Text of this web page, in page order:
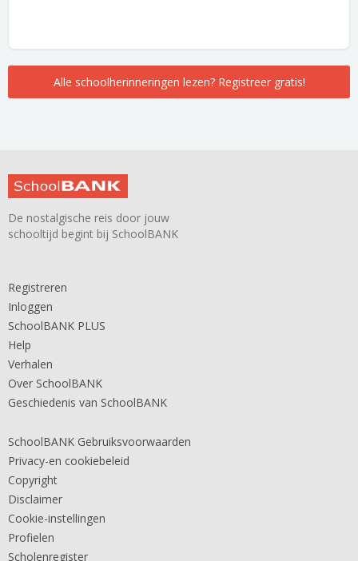
Alle schoolherinneringen lezen? Registreer gratis!
De nostalgische reis door jouw
schooltijd begint bij SchoolBANK
Registreren
Inloggen
SchoolBANK PLUS
Help
Verhalen
Over SchoolBANK
Geschiedenis van SchoolBANK
SchoolBANK Gebruiksvoorwaarden
Privacy-en cookiebeleid
Copyright
Disclaimer
Cookie-instellingen
Profielen
Scholenregister